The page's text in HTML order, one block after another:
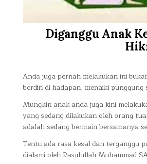
Diganggu Anak
Anda juga pernah melakukan ini
berdiri di hadapan, menaiki
Mungkin anak anda juga kini
yang sedang dilakukan oleh orang
adalah sedang bermain bersamanya
Tentu ada rasa kesal dan terganggu
dialami oleh Rasulullah Muhammad